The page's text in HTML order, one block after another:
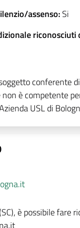
assenso:Si
riconosciuti
conferente
è competente
USL di
è possibile